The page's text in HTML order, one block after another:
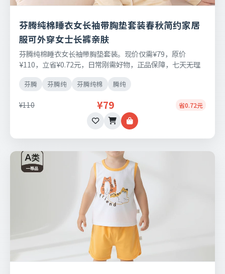
芬腾纯棉睡衣女长袖带胸垫套装春秋简约家居
服可外穿女士长裤亲肤
芬腾纯棉睡衣女长袖带胸垫套装。现价仅需¥79，原价
¥110，立省¥0.72元，日常刚需好物，正品保障，七天无理
芬腾 芬腾纯 芬腾纯棉 腾纯
¥110 ¥79 省0.72元